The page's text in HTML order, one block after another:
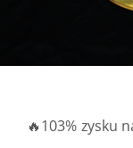
🔥103% zysku